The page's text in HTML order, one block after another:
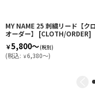
MY NAME 25 刺繍リード【ク
オーダー】
[CLOTH/ORDER]
￥5,800～(税別)
(税込: ￥6,380～)